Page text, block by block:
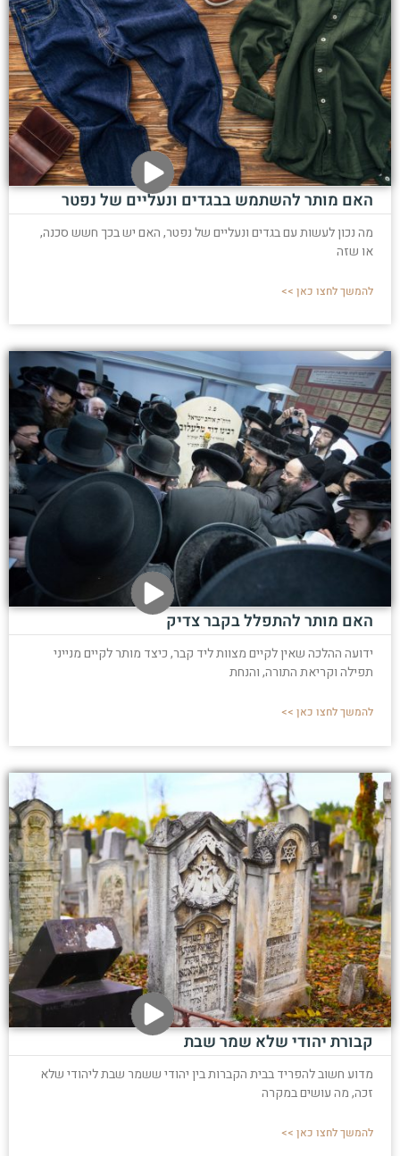
האם מותר להשתמש בבגדים ונעליים של נפטר
מה נכון לעשות עם בגדים ונעליים של נפטר, האם יש בכך חשש סכנה,
או שזה
להמשך לחצו כאן >>
האם מותר להתפלל בקבר צדיק
ידועה ההלכה שאין לקיים מצוות ליד קבר, כיצד מותר לקיים מנייני
תפילה וקריאת התורה, והנחת
להמשך לחצו כאן >>
קבורת יהודי שלא שמר שבת
מדוע חשוב להפריד בבית הקברות בין יהודי ששמר שבת ליהודי שלא
זכה, מה עושים במקרה
להמשך לחצו כאן >>